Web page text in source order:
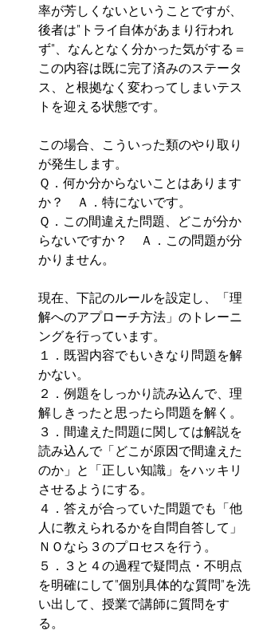
率が芳しくないということですが、
後者は”トライ自体があまり行われ
ず”、なんとなく分かった気がする＝
この内容は既に完了済みのステータ
ス、と根拠なく変わってしまいテス
トを迎える状態です。
この場合、こういった類のやり取り
が発生します。
Ｑ．何か分からないことはあります
か？　Ａ．特にないです。
Ｑ．この間違えた問題、どこが分か
らないですか？　Ａ．この問題が分
かりません。
現在、下記のルールを設定し、「理
解へのアプローチ方法」のトレーニ
ングを行っています。
１．既習内容でもいきなり問題を解
かない。
２．例題をしっかり読み込んで、理
解しきったと思ったら問題を解く。
３．間違えた問題に関しては解説を
読み込んで「どこが原因で間違えた
のか」と「正しい知識」をハッキリ
させるようにする。
４．答えが合っていた問題でも「他
人に教えられるかを自問自答して」
ＮＯなら３のプロセスを行う。
５．３と４の過程で疑問点・不明点
を明確にして”個別具体的な質問”を洗
い出して、授業で講師に質問をす
る。